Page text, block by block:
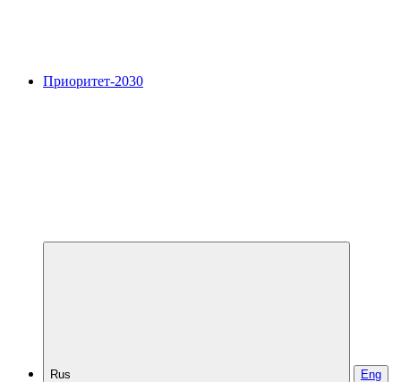
Приоритет-2030
Rus Eng